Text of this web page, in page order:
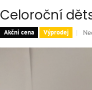
Celoroční
Akčni cena Výprodej